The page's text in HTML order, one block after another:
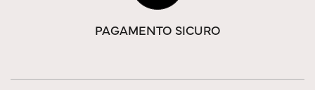
PAGAMENTO SICURO